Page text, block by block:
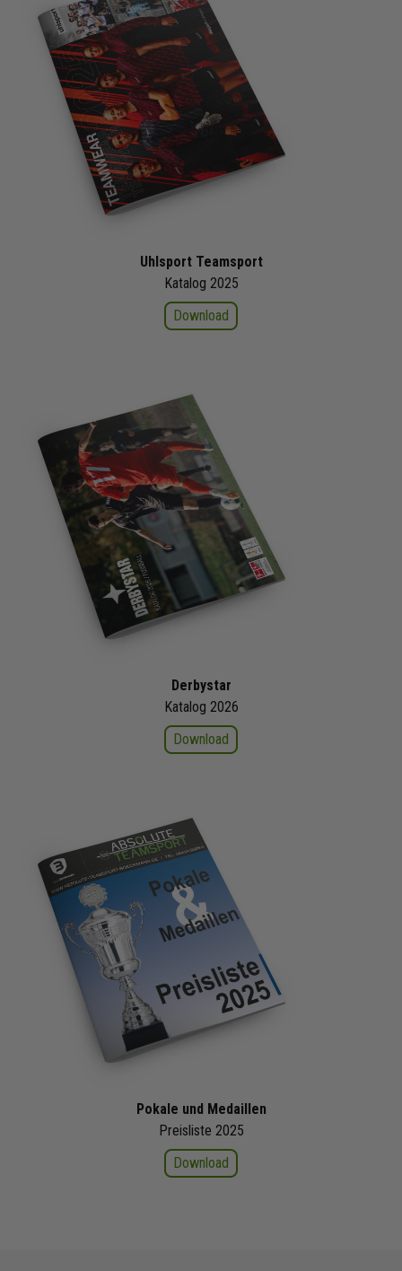
Uhlsport Teamsport
Katalog 2025
Download
Derbystar
Katalog 2026
Download
Pokale und Medaillen
Preisliste 2025
Download